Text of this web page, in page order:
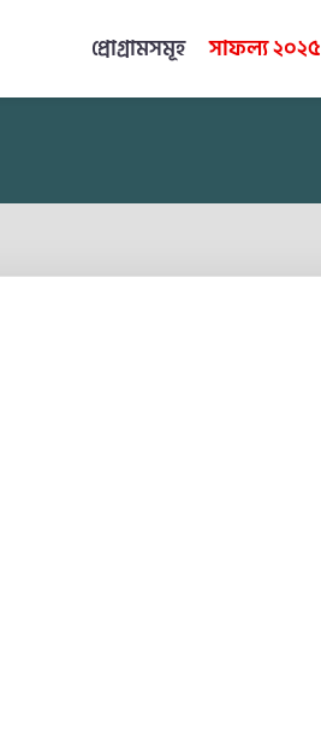
প্রোগ্রামসমূহ সাফল্য ২০২৫